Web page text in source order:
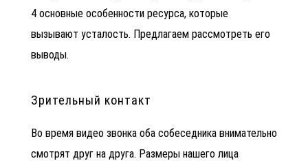
4 основные особенности ресурса, которые
вызывают усталость. Предлагаем рассмотреть его
выводы.
Зрительный контакт
Во время видео звонка оба собеседника внимательно
смотрят друг на друга. Размеры нашего лица